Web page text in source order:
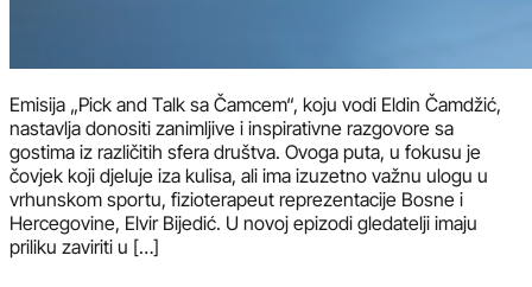
Emisija „Pick and Talk sa Čamcem“, koju vodi Eldin Čamdžić,
nastavlja donositi zanimljive i inspirativne razgovore sa
gostima iz različitih sfera društva. Ovoga puta, u fokusu je
čovjek koji djeluje iza kulisa, ali ima izuzetno važnu ulogu u
vrhunskom sportu, fizioterapeut reprezentacije Bosne i
Hercegovine, Elvir Bijedić. U novoj epizodi gledatelji imaju
priliku zaviriti u […]